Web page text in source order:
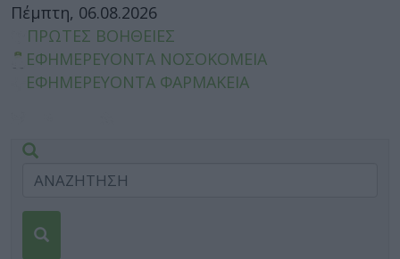
Πέμπτη, 06.08.2026
ΠΡΩΤΕΣ ΒΟΗΘΕΙΕΣ
ΕΦΗΜΕΡΕΥΟΝΤΑ ΝΟΣΟΚΟΜΕΙΑ
ΕΦΗΜΕΡΕΥΟΝΤΑ ΦΑΡΜΑΚΕΙΑ